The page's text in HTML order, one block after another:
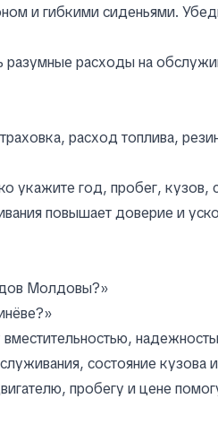
и гибкими сиденьями.
расходы на
расход топлива,
укажите год, пробег, кузов,
повышает доверие и
Молдовы?»
состояние кузова
пробегу и цене